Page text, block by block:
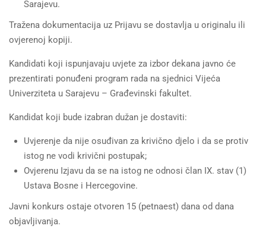
Sarajevu.
Tražena dokumentacija uz Prijavu se dostavlja u originalu ili
ovjerenoj kopiji.
Kandidati koji ispunjavaju uvjete za izbor dekana javno će
prezentirati ponuđeni program rada na sjednici Vijeća
Univerziteta u Sarajevu – Građevinski fakultet.
Kandidat koji bude izabran dužan je dostaviti:
Uvjerenje da nije osuđivan za krivično djelo i da se protiv
istog ne vodi krivični postupak;
Ovjerenu Izjavu da se na istog ne odnosi član IX. stav (1)
Ustava Bosne i Hercegovine.
Javni konkurs ostaje otvoren 15 (petnaest) dana od dana
objavljivanja.